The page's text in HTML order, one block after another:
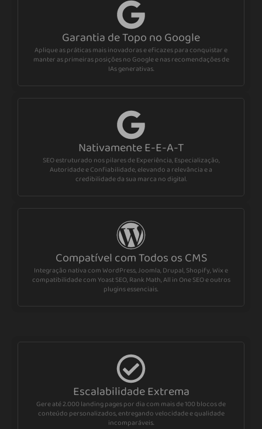
Garantia de Topo no Google
Aplique as práticas mais inovadoras e eficazes para conquistar e
manter as primeiras posições no Google e nas recomendações de
IAs generativas.
Nativamente E-E-A-T
SEO estruturado nos pilares de Experiência, Especialização,
Autoridade e Confiabilidade, elevando a relevância e a
credibilidade da sua marca no digital.
Compatível com Todos os CMS
Integração nativa com WordPress, Joomla, Drupal, Shopify, Wix e
compatibilidade com Yoast SEO, Rank Math, All in One SEO e outros
plugins essenciais.
Escalabilidade Extrema
Gere até 2.000 landing pages por dia com mais de 100 blocos de
conteúdo personalizados, entregando velocidade e qualidade
incomparáveis.